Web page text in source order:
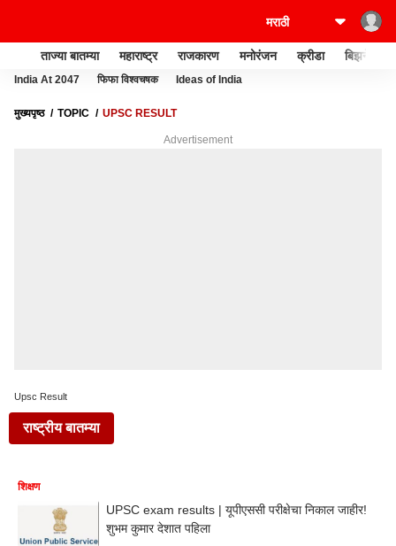
ताज्या बातम्या महाराष्ट्र राजकारण मनोरंजन क्रीडा बिझनेस
India At 2047 फिफा विश्वचषक Ideas of India
मुख्यपृष्ठ TOPIC UPSC RESULT
Advertisement
Upsc Result
राष्ट्रीय बातम्या
शिक्षण
UPSC exam results | यूपीएससी परीक्षेचा निकाल जाहीर!
शुभम कुमार देशात पहिला